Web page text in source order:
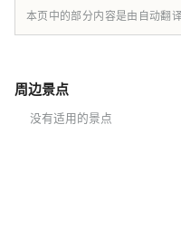
本页中的部分内容是由自动翻
周边景点
没有适用的景点